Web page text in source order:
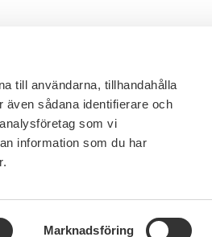
till användarna, tillhandahålla
sådana identifierare och
som vi
information som du har
Marknadsföring
Stockholm
4B